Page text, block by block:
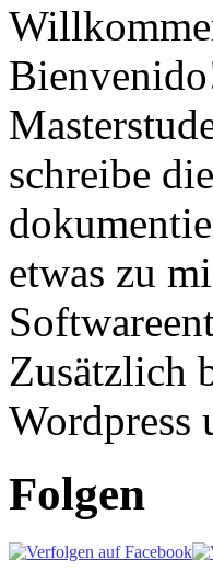
schreibe
etwas zu
Zusätzlich
Folgen